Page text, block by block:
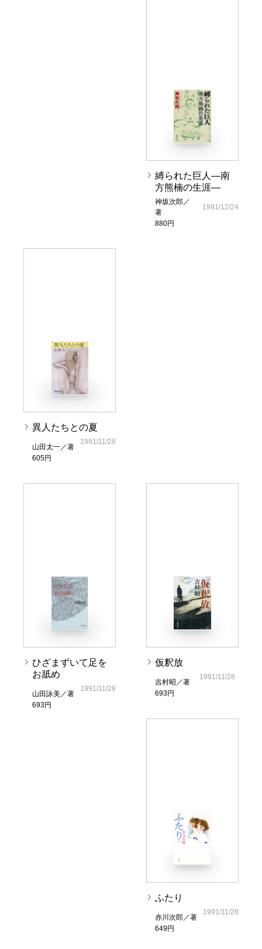
縛られた巨人―南
方熊楠の生涯―
神坂次郎／
著
880円
1991/12/24
異人たちとの夏
山田太一／著
605円
1991/11/28
ひざまずいて足を
お舐め
山田詠美／著
693円
1991/11/28
仮釈放
吉村昭／著
693円
1991/11/28
ふたり
赤川次郎／著
649円
1991/11/28